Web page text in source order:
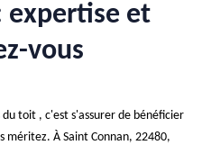
expertise et
vous
toit , c'est s'assurer de bénéficier
méritez. À Saint Connan, 22480,